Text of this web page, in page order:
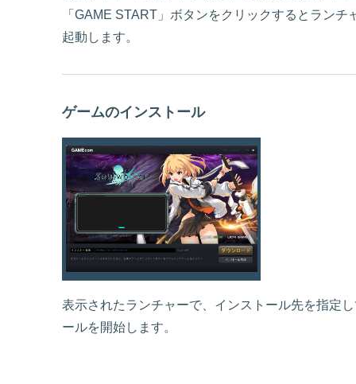
「GAME START」ボタンをクリックするとランチ
起動します。
ゲームのインストール
表示されたランチャーで、インストール先を指定
ールを開始します。